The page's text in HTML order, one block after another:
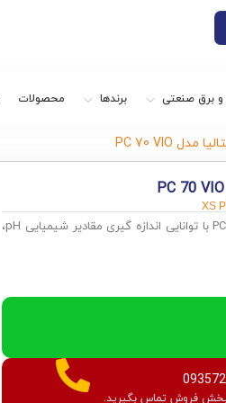
و برق صنعتی برندها محصولات
XS
با توانایی اندازه گیری مقادیر شیمیایی pH،